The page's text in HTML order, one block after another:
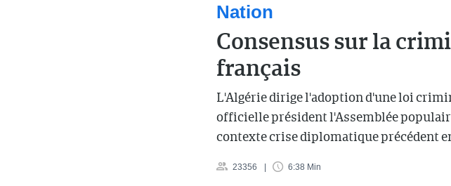
Nation
Consensus sur la
français
L'Algérie dirige l'adoption d'une loi
officielle président l'Assemblée
contexte crise diplomatique précédent
23356 6:38 Min